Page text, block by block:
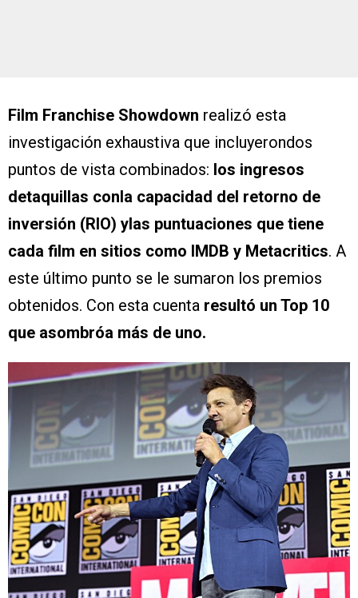
Film Franchise Showdown realizó esta
investigación exhaustiva que incluyerondos
puntos de vista combinados: los ingresos
detaquillas conla capacidad del retorno de
inversión (RIO) ylas puntuaciones que tiene
cada film en sitios como IMDB y Metacritics. A
este último punto se le sumaron los premios
obtenidos. Con esta cuenta resultó un Top 10
que asombróa más de uno.